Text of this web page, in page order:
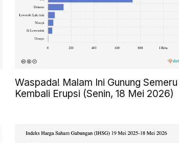
Waspada! Malam Ini Gunung Semeru
Kembali Erupsi (Senin, 18 Mei 2026)